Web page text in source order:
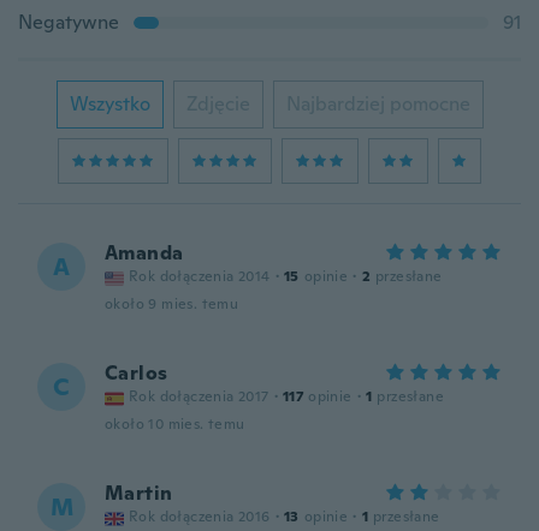
Negatywne
91
Wszystko Zdjęcie Najbardziej pomocne
A Amanda
Rok dołączenia 2014 · 15 opinie · 2 przesłane
około 9 mies. temu
C Carlos
Rok dołączenia 2017 · 117 opinie · 1 przesłane
około 10 mies. temu
M Martin
Rok dołączenia 2016 · 13 opinie · 1 przesłane